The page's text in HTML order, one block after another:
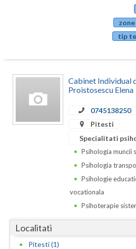
Calarasi
Caras-Severin
Giurgiu
tip
Cabinet Individual
Proistosescu Elena
0745138250
Pitesti
Specialitati
Psihologia muncii
Psihologia
Psihologie
vocationala
Psihoterapie
Localitati
Pitesti (1)